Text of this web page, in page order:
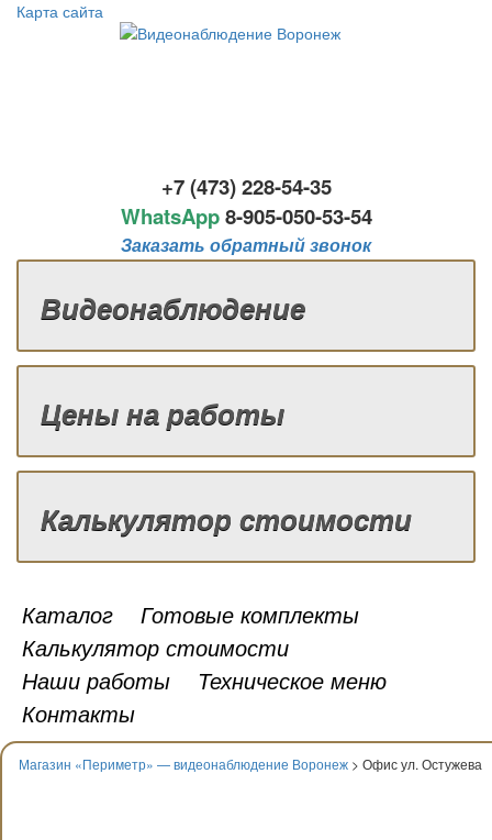
Карта сайта
+7 (473) 228-54-35
WhatsApp8-905-050-53-54
Заказать обратный звонок
Видеонаблюдение
Цены на работы
Калькулятор стоимости
Каталог
Готовые комплекты
Калькулятор стоимости
Наши работы
Техническое меню
Контакты
Магазин «Периметр» — видеонаблюдение Воронеж > Офис ул. Остужева